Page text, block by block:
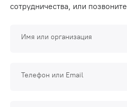
сотрудничества, или
Имя или организация
Телефон или Email